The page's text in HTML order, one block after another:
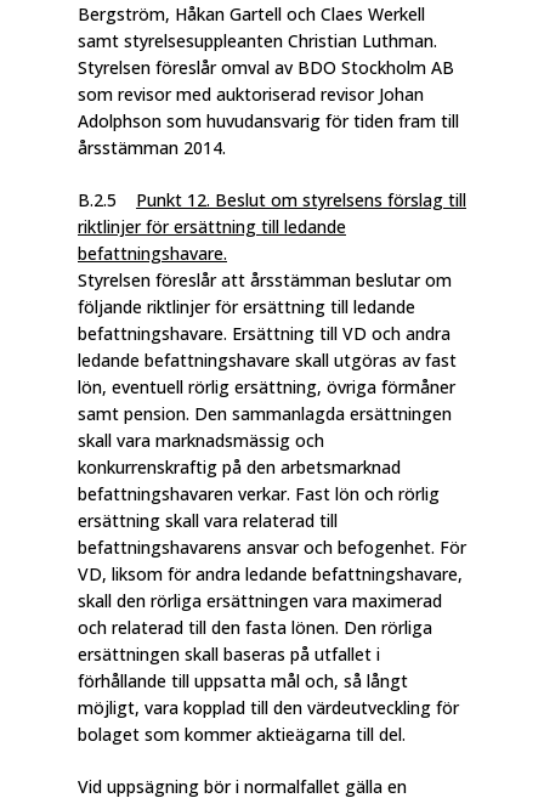
Bergström, Håkan Gartell och Claes Werkell
samt styrelsesuppleanten Christian Luthman.
Styrelsen föreslår omval av BDO Stockholm AB
som revisor med auktoriserad revisor Johan
Adolphson som huvudansvarig för tiden fram till
årsstämman 2014.
B.2.5 Punkt 12. Beslut om styrelsens förslag till
riktlinjer för ersättning till ledande
befattningshavare.
Styrelsen föreslår att årsstämman beslutar om
följande riktlinjer för ersättning till ledande
befattningshavare. Ersättning till VD och andra
ledande befattningshavare skall utgöras av fast
lön, eventuell rörlig ersättning, övriga förmåner
samt pension. Den sammanlagda ersättningen
skall vara marknadsmässig och
konkurrenskraftig på den arbetsmarknad
befattningshavaren verkar. Fast lön och rörlig
ersättning skall vara relaterad till
befattningshavarens ansvar och befogenhet. För
VD, liksom för andra ledande befattningshavare,
skall den rörliga ersättningen vara maximerad
och relaterad till den fasta lönen. Den rörliga
ersättningen skall baseras på utfallet i
förhållande till uppsatta mål och, så långt
möjligt, vara kopplad till den värdeutveckling för
bolaget som kommer aktieägarna till del.
Vid uppsägning bör i normalfallet gälla en